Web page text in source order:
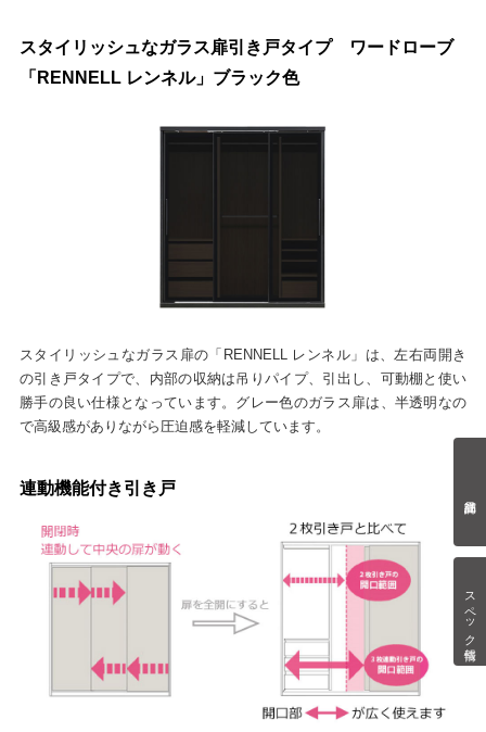
スペック情報
スタイリッシュなガラス扉引き戸タイプ ワードローブ
「RENNELL レンネル」ブラック色
スタイリッシュなガラス扉の「RENNELL レンネル」は、左右両開き
の引き戸タイプで、内部の収納は吊りパイプ、引出し、可動棚と使い
勝手の良い仕様となっています。グレー色のガラス扉は、半透明なの
で高級感がありながら圧迫感を軽減しています。
連動機能付き引き戸